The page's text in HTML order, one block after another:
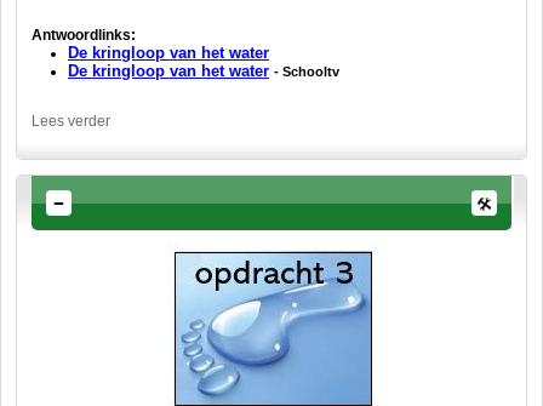
Antwoordlinks:
De kringloop van het water
De kringloop van het water - Schooltv
Lees verder